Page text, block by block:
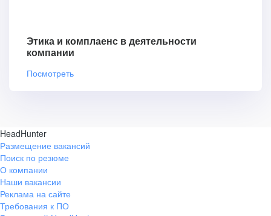
Этика и комплаенс в деятельности
компании
Посмотреть
HeadHunter
Размещение вакансий
Поиск по резюме
О компании
Наши вакансии
Реклама на сайте
Требования к ПО